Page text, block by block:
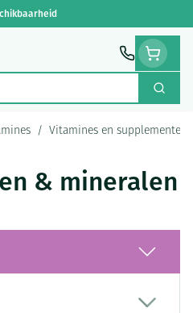
Zoek
/ Vitamines en supplementen
& mineralen